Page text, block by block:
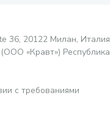
36, 20122 Милан, Италия
«Кравт») Республика
с требованиями